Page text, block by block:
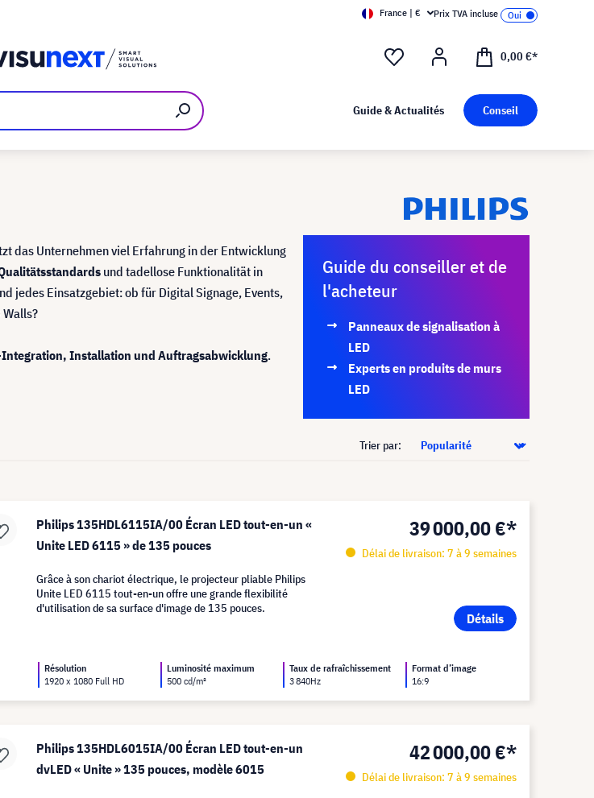
France | € Prix TVA incluse
0,00 €*
Guide & Actualités Conseil
das Unternehmen viel Erfahrung in der Entwicklung
und tadellose Funktionalität in
jedes Einsatzgebiet: ob für Digital Signage, Events,
Installation und Auftragsabwicklung.
Guide du conseiller et de
l'acheteur
Panneaux de signalisation à
LED
Experts en produits de murs
LED
Trier par:
Philips 135HDL6115IA/00 Écran LED tout-en-un «
Unite LED 6115 » de 135 pouces
39 000,00 €*
Délai de livraison: 7 à 9 semaines
Détails
Grâce à son chariot électrique, le projecteur pliable Philips
Unite LED 6115 tout-en-un offre une grande flexibilité
d'utilisation de sa surface d'image de 135 pouces.
Résolution
1920 x 1080 Full HD
Luminosité maximum
500 cd/m²
Taux de rafraîchissement
3 840Hz
Format d’image
16:9
Philips 135HDL6015IA/00 Écran LED tout-en-un
dvLED « Unite » 135 pouces, modèle 6015
42 000,00 €*
Délai de livraison: 7 à 9 semaines